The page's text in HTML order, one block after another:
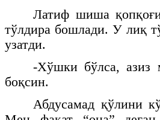
Латиф шиша
тўлдира бошлади. У лиқ
узатди.
-Хўшки бўлса, азиз
боқсин.
Абдусамад қўлини